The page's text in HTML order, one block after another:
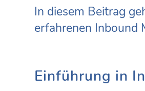
In diesem Beitrag
erfahrenen Inbound
Einführung in